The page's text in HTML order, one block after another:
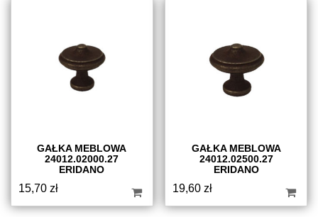
GAŁKA MEBLOWA
24012.02000.27
ERIDANO
15,70 zł
GAŁKA MEBLOWA
24012.02500.27
ERIDANO
19,60zł